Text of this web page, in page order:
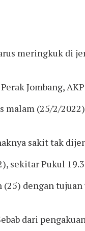
meringkuk di
Jombang,
malam (25/2/
sakit tak
sekitar Pukul
dengan
dari